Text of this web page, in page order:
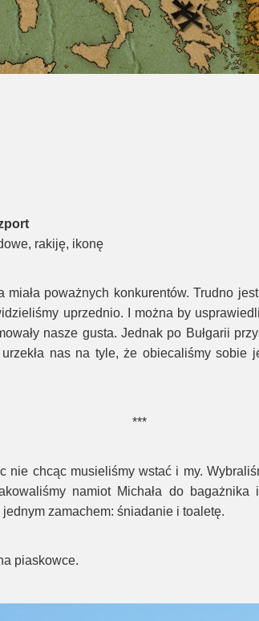
rakiję, ikonę
miała poważnych konkurentów. Trudno
uprzednio. I można by
nasze gusta. Jednak po Bułgarii
nas na tyle, że obiecaliśmy sobie
***
nie chcąc musieliśmy wstać i my.
namiot Michała do
zamachem: śniadanie i toaletę.
piaskowce.